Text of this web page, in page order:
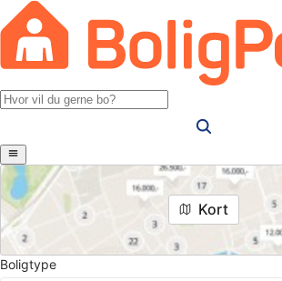
Kort
Boligtype